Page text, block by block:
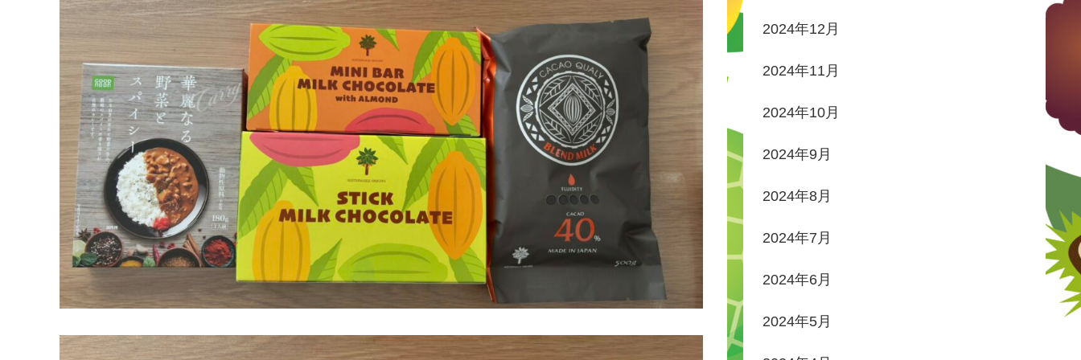
2024年12月
2024年11月
2024年10月
2024年9月
2024年8月
2024年7月
2024年6月
2024年5月